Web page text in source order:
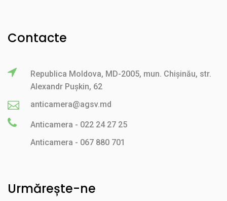
Contacte
Republica Moldova, MD-2005, mun. Chișinău, str.
Alexandr Pușkin, 62
anticamera@agsv.md
Anticamera - 022 24 27 25
Anticamera - 067 880 701
Urmărește-ne